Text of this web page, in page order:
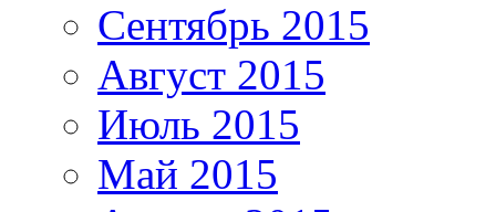
Сентябрь 2015
Август 2015
Июль 2015
Май 2015